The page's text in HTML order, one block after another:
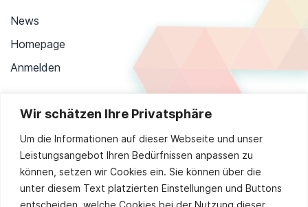
Wir schätzen Ihre Privatsphäre
Um die Informationen auf dieser Webseite und unser
Leistungsangebot Ihren Bedürfnissen anpassen zu
können, setzen wir Cookies ein. Sie können über die
unter diesem Text platzierten Einstellungen und Buttons
entscheiden, welche Cookies bei der Nutzung dieser
News
Homepage
Anmelden
Sie stimmen unserer Datenschutzpolitik zu.